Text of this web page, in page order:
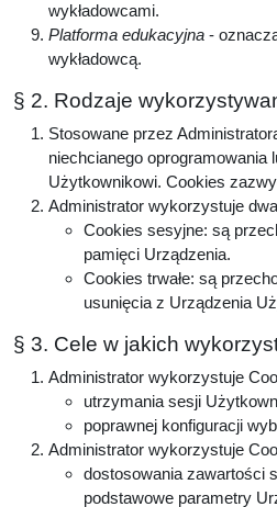
wykładowcami.
Platforma edukacyjna -
wykładowcą.
§ 2. Rodzaje
Stosowane przez
niechcianego
Użytkownikowi. Cookies
Administrator wykorzystuje
Cookies sesyjne: są
pamięci Urządzenia.
Cookies trwałe: są
usunięcia z Urządzenia
§ 3. Cele w jakich
Administrator wykorzystuje
utrzymania sesji
poprawnej konfiguracji
Administrator wykorzystuje
dostosowania zawartości
podstawowe parametry